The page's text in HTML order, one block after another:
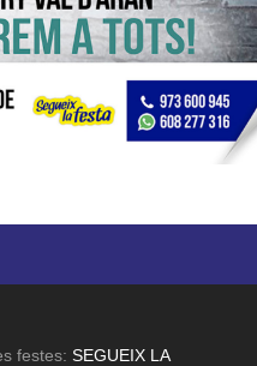
festes: SEGUEIX LA